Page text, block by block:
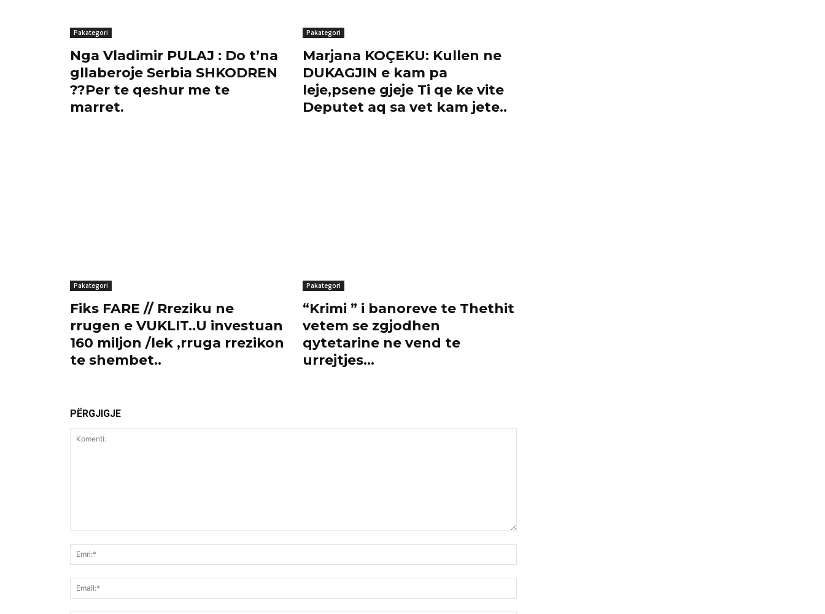
Pakategori
Nga Vladimir PULAJ : Do t’na
gllaberoje Serbia SHKODREN
??Per te qeshur me te
marret.
Pakategori
Marjana KOÇEKU: Kullen ne
DUKAGJIN e kam pa
leje,psene gjeje Ti qe ke vite
Deputet aq sa vet kam jete..
Pakategori
Fiks FARE // Rreziku ne
rrugen e VUKLIT..U investuan
160 miljon /lek ,rruga rrezikon
te shembet..
Pakategori
“Krimi ” i banoreve te Thethit
vetem se zgjodhen
qytetarine ne vend te
urrejtjes…
PËRGJIGJE